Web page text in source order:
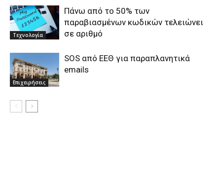
Τεχνολογία
Πάνω από το 50% των
παραβιασμένων κωδικών τελειώνει
σε αριθμό
Επιχειρήσεις
SOS από ΕΕΘ για παραπλανητικά
emails